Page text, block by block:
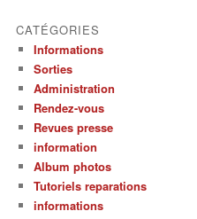
CATÉGORIES
Informations
Sorties
Administration
Rendez-vous
Revues presse
information
Album photos
Tutoriels reparations
informations